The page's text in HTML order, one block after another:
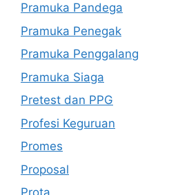
Pramuka Pandega
Pramuka Penegak
Pramuka Penggalang
Pramuka Siaga
Pretest dan PPG
Profesi Keguruan
Promes
Proposal